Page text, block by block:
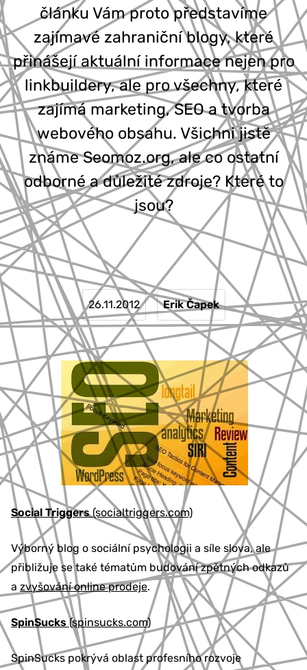
článku Vám proto představíme
zajímavé zahraniční blogy, které
přinášejí aktuální informace nejen pro
linkbuildery, ale pro všechny, které
zajímá marketing, SEO a tvorba
webového obsahu. Všichni jistě
známe Seomoz.org, ale co ostatní
odborné a důležité zdroje? Které to
jsou?
26.11.2012 Erik Čapek
Social Triggers(socialtriggers.com)
Výborný blog o sociální psychologii a síle slova, ale
přibližuje se také tématům budování zpětných odkazů
a zvyšování online prodeje.
SpinSucks (spinsucks.com)
SpinSucks pokrývá oblast profesního rozvoje